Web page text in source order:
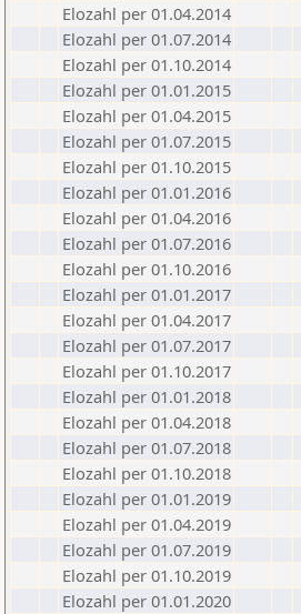
Elozahl per 01.04.2014
Elozahl per 01.07.2014
Elozahl per 01.10.2014
Elozahl per 01.01.2015
Elozahl per 01.04.2015
Elozahl per 01.07.2015
Elozahl per 01.10.2015
Elozahl per 01.01.2016
Elozahl per 01.04.2016
Elozahl per 01.07.2016
Elozahl per 01.10.2016
Elozahl per 01.01.2017
Elozahl per 01.04.2017
Elozahl per 01.07.2017
Elozahl per 01.10.2017
Elozahl per 01.01.2018
Elozahl per 01.04.2018
Elozahl per 01.07.2018
Elozahl per 01.10.2018
Elozahl per 01.01.2019
Elozahl per 01.04.2019
Elozahl per 01.07.2019
Elozahl per 01.10.2019
Elozahl per 01.01.2020